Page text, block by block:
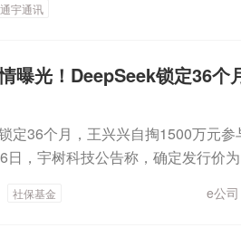
光刻胶颜料销售收入仅占公司营收
：拟通过全资子公司收购创新型药
誉科技不超26.19%股份，布局半
同比增长61.52%，拟10派3.3元。
派1.8元。温州宏丰：上半年净利润
净利润3.82亿元，同比下降1.99%
。道道全：上半年净利润同比
通宇通讯
曝光！DeepSeek锁定36个
定36个月，王兴兴自掏1500万元
日，宇树科技公告称，确定发行价
科技网上、网下申购日均为8月10日
社保基金 e公司